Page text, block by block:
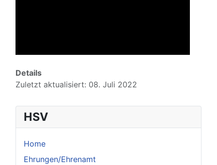
Details
Zuletzt aktualisiert: 08. Juli 2022
HSV
Home
Ehrungen/Ehrenamt